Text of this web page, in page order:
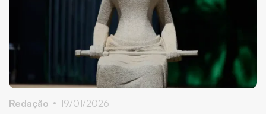
Redação 19/01/2026